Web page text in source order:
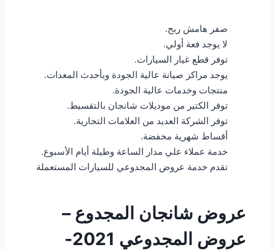
صفر هامش ربح.
لا يوجد فعة أولي.
توفر قطع غيار السيارات.
يوجد مراكز صيانة عالية الجودة وبأحدث المعدات.
منتجات وخدمات عالية الجودة.
توفر الكتير من موديلات شانجان بالتقسيط.
توفر الشركة العديد من العلامات التجارية.
أقساط شهرية مخفضة.
خدمة عملاء علي مدار الساعة وطيلة أيام الأسبوع.
تقدم خدمة عروض المجدوعي للسيارات المستعملة
عروض شانجان المجدوع –
عروض المجدوعي 2021-